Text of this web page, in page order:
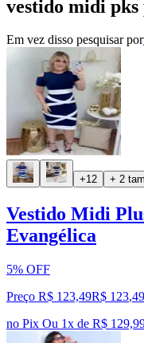
vestido midi pks
Em vez disso pesquisar por
+12 + 2
Vestido Midi
Evangélica
5% OFF
Preço R$ 123,49R$ 123,49
no Pix Ou 1x de R$